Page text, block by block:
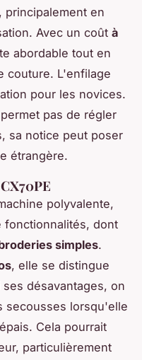
principalement en
Avec un coût à
abordable tout en
couture. L'enfilage
pour les novices.
pas de régler
sa notice peut poser
étrangère.
polyvalente,
fonctionnalités, dont
simples.
, elle se distingue
désavantages, on
secousses lorsqu'elle
Cela pourrait
particulièrement